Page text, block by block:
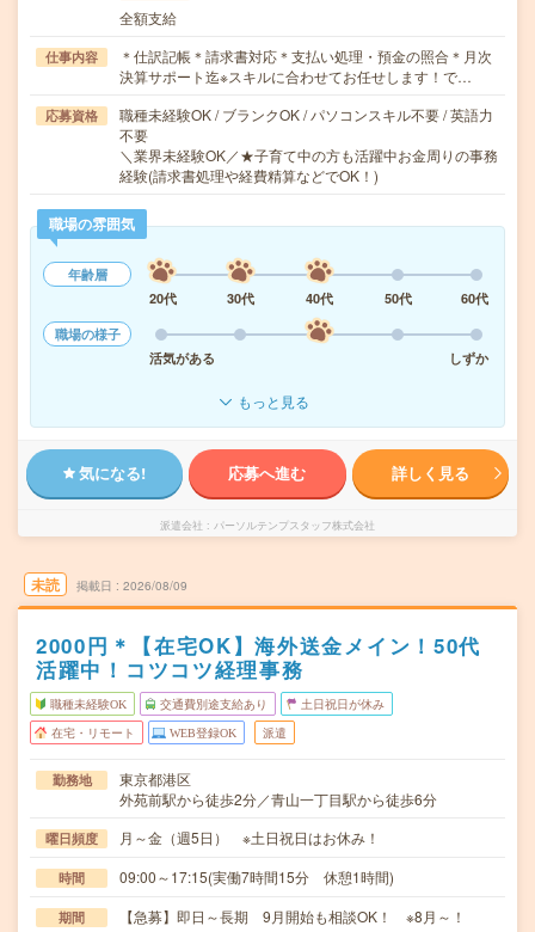
全額支給
仕事内容
＊仕訳記帳＊請求書対応＊支払い処理・預金の照合＊月次
決算サポート迄※スキルに合わせてお任せします！で…
応募資格
職種未経験OK / ブランクOK / パソコンスキル不要 / 英語力
不要
＼業界未経験OK／★子育て中の方も活躍中お金周りの事務
経験(請求書処理や経費精算などでOK！)
職場の雰囲気
年齢層
20代
30代 40代 50代
60代
職場の様子
活気がある
しずか
もっと見る
気になる! 応募へ進む 詳しく見る
派遣会社 パーソルテンプスタッフ株式会社
未読 掲載日 2026/08/09
2000円＊【在宅OK】海外送金メイン！50代
活躍中！コツコツ経理事務
職種未経験OK 交通費別途支給あり 土日祝日が休み
在宅・リモート WEB登録OK 派遣
勤務地
東京都港区
外苑前駅から徒歩2分／青山一丁目駅から徒歩6分
曜日頻度 月～金（週5日） ※土日祝日はお休み！
時間 09:00～17:15(実働7時間15分 休憩1時間)
期間 【急募】即日～長期 9月開始も相談OK！ ※8月～！